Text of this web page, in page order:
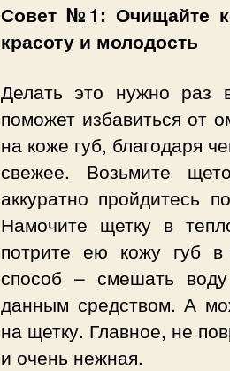
Совет №1: Очищайте
красоту и молодость
Делать это нужно раз
поможет избавиться от
на коже губ, благодаря
свежее. Возьмите
аккуратно пройдитесь
Намочите щетку в
потрите ею кожу губ
способ – смешать
данным средством. А
на щетку. Главное, не
и очень нежная.